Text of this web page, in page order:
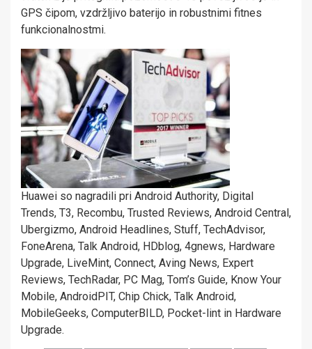
GPS čipom, vzdržljivo baterijo in robustnimi fitnes
funkcionalnostmi.
Huawei so nagradili pri Android Authority, Digital
Trends, T3, Recombu, Trusted Reviews, Android Central,
Ubergizmo, Android Headlines, Stuff, TechAdvisor,
FoneArena, Talk Android, HDblog, 4gnews, Hardware
Upgrade, LiveMint, Connect, Aving News, Expert
Reviews, TechRadar, PC Mag, Tom’s Guide, Know Your
Mobile, AndroidPIT, Chip Chick, Talk Android,
MobileGeeks, ComputerBILD, Pocket-lint in Hardware
Upgrade.